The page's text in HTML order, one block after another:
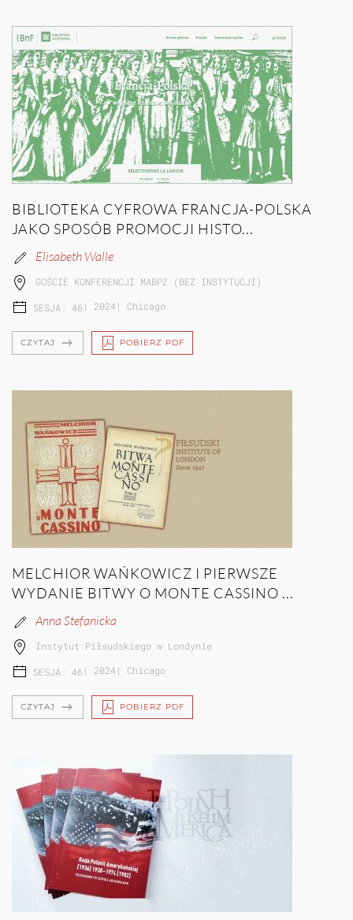
BIBLIOTEKA CYFROWA FRANCJA-POLSKA
JAKO SPOSÓB PROMOCJI HISTO...
Elisabeth Walle
GOŚCIE KONFERENCJI MABPZ (BEZ INSTYTUCJI)
SESJA: 46 | 2024| Chicago
CZYTAJ POBIERZ PDF
MELCHIOR WAŃKOWICZ I PIERWSZE
WYDANIE BITWY O MONTE CASSINO ...
Anna Stefanicka
Instytut Piłsudskiego w Londynie
SESJA: 46 | 2024| Chicago
CZYTAJ POBIERZ PDF